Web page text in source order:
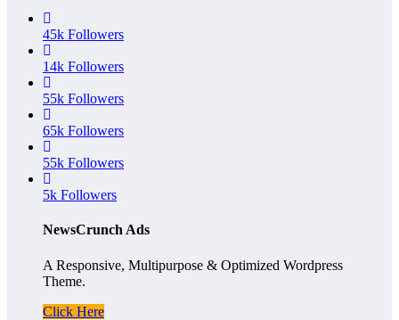
45k Followers
14k Followers
55k Followers
65k Followers
55k Followers
5k Followers
NewsCrunch Ads
A Responsive, Multipurpose & Optimized Wordpress
Theme.
Click Here